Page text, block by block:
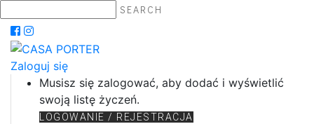
SEARCH
Zaloguj się
Musisz się zalogować, aby dodać i wyświetlić
swoją listę życzeń.
LOGOWANIE / REJESTRACJA